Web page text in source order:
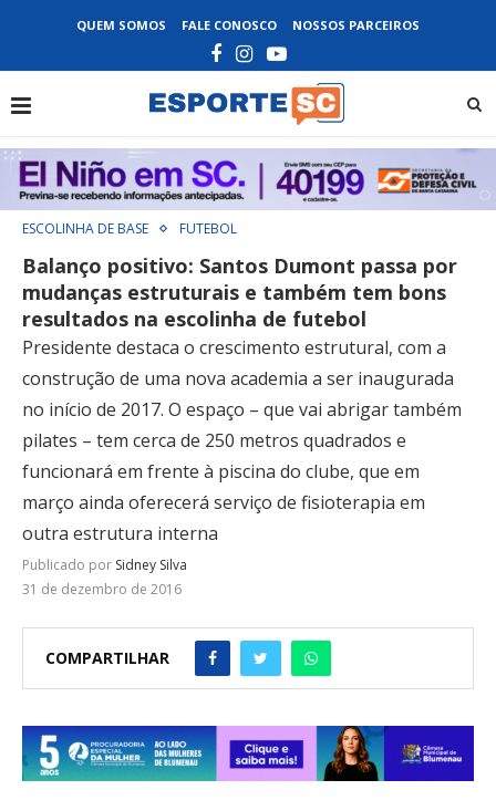
QUEM SOMOS FALE CONOSCO NOSSOS PARCEIROS
ESCOLINHA DE BASE FUTEBOL
Balanço positivo: Santos Dumont passa por
mudanças estruturais e também tem bons
resultados na escolinha de futebol
Presidente destaca o crescimento estrutural, com a
construção de uma nova academia a ser inaugurada
no início de 2017. O espaço – que vai abrigar também
pilates – tem cerca de 250 metros quadrados e
funcionará em frente à piscina do clube, que em
março ainda oferecerá serviço de fisioterapia em
outra estrutura interna
Publicado por Sidney Silva
31 de dezembro de 2016
COMPARTILHAR